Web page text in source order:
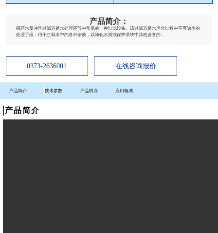
产品简介：
循环水反冲洗过滤器是水处理环节中常见的一种过滤设备。该过滤器是水净化过程中不可缺少的
处理手段，用于拦截水中的各种杂质，以净化水质或保护系统中其他设备的...
0373-2636001 在线咨询报价
产品简介 技术参数 产品特点 应用领域
产品简介